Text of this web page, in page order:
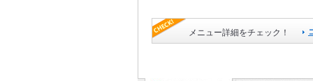
メニュー詳細をチェック！